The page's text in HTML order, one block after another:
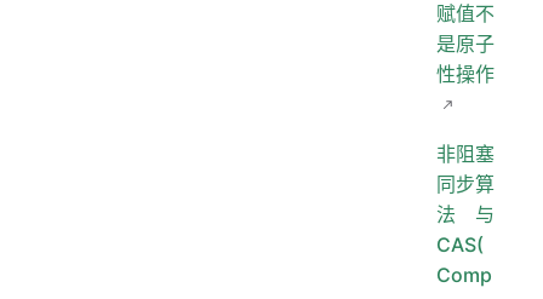
赋值不
是原子
性操作
非阻塞
同步算
法与
CAS(
Comp